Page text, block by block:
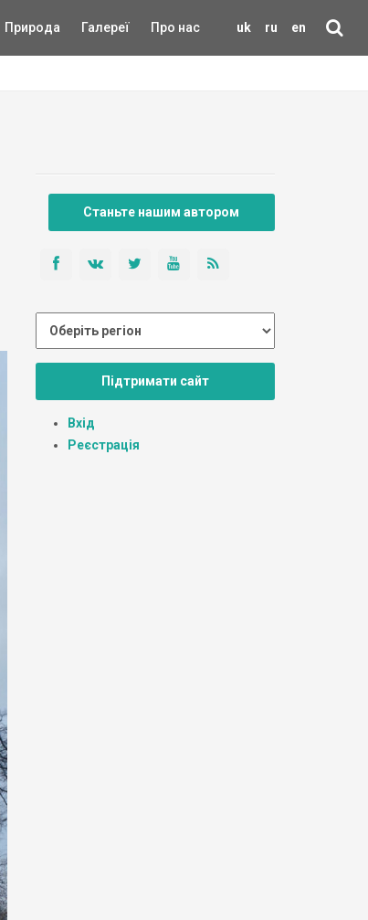
uk ru en
Природа Галереї Про нас
Станьте нашим автором
Підтримати сайт
Вхід
Реєстрація